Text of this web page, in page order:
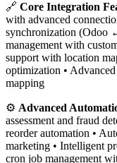
🔗 Core Integration
with advanced
synchronization (Odoo
management with
support with location
optimization •
mapping
⚙️ Advanced
assessment and fraud
reorder automation •
marketing • Intelligent
cron job management